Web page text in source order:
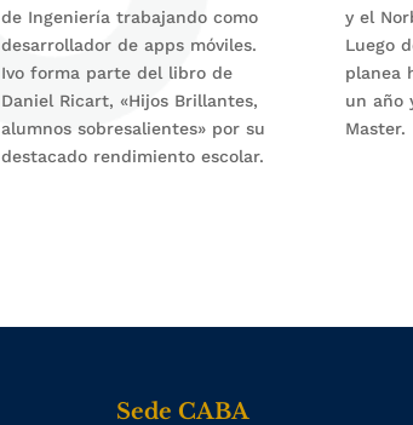
de Ingeniería trabajando como
desarrollador de apps móviles.
Ivo forma parte del libro de
Daniel Ricart, «Hijos Brillantes,
alumnos sobresalientes» por su
destacado rendimiento escolar.
y el
Luego
planea
un año
Master.
Sede CABA